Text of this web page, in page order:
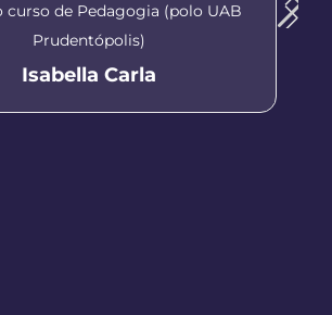
curso de Pedagogia (polo UAB
Prudentópolis)
Isabella Carla